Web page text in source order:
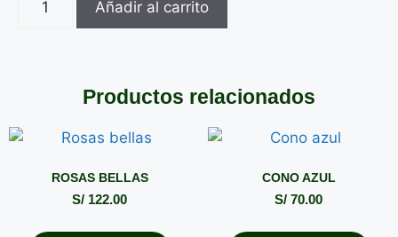
Añadir al carrito
Productos relacionados
ROSAS BELLAS
S/ 122.00
CONO AZUL
S/ 70.00